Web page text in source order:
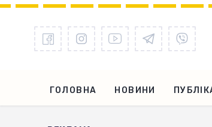
ГОЛОВНА НОВИНИ